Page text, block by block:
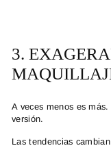
3.
A veces menos es
versión.
Las tendencias